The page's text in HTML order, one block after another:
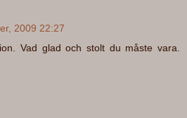
2009 22:27
Vad glad och stolt du måste vara.